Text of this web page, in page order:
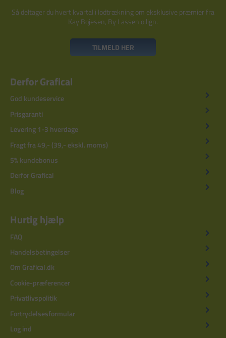
Så deltager du hvert kvartal i lodtrækning om eksklusive præmier fra
Kay Bojesen, By Lassen o.lign.
TILMELD HER
Derfor Grafical
God kundeservice
Prisgaranti
Levering 1-3 hverdage
Fragt fra 49,- (39,- ekskl. moms)
5% kundebonus
Derfor Grafical
Blog
Hurtig hjælp
FAQ
Handelsbetingelser
Om Grafical.dk
Cookie-præferencer
Privatlivspolitik
Fortrydelsesformular
Log ind